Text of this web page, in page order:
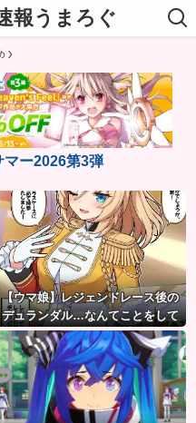
報うまろぐ
マー2026第3弾
【ウマ娘】レジェンドレース後の
デュランダル…なんてことをして
くれたんだ！？